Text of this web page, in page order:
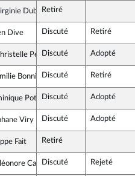
Duby-Muller
Retiré
Dive Discuté Retiré
PetexDiscuté Adopté
BonnivardDiscuté Retiré
et apparentés
PotierDiscuté Adopté
Outre-mer et Territoires
Viry Discuté Adopté
pour la République
Fait Retiré
pour la République
CaroitDiscuté Rejeté